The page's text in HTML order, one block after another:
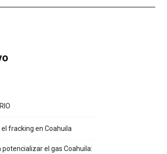
fracking en Coahuila
el gas Coahuila: